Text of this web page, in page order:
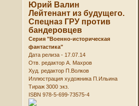
Юрий Валин
Лейтенант из будущего.
Спецназ ГРУ против
бандеровцев
Серия "Военно-историческая
фантастика"
Дата релиза - 17.07.14
Отв. редактор А. Махров
Худ. редактор П.Волков
Иллюстрация художника П.Ильина
Тираж 3000 экз.
ISBN 978-5-699-73575-4